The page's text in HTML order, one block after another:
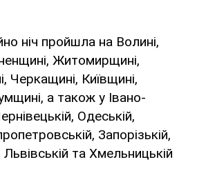
ніч пройшла на Волині,
Житомирщині,
Черкащині, Київщині,
а також у Івано-
Одеській,
Запорізькій,
Львівській та Хмельницькій